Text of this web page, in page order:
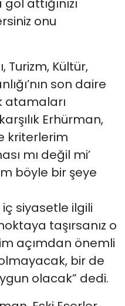
attığınızı
onu
Turizm, Kültür,
son daire
atamaları
Erhürman,
kriterlerim
mı değil mi’
böyle bir şeye
iç siyasetle ilgili
taşırsanız o
açımdan önemli
bir de
olacak” dedi.